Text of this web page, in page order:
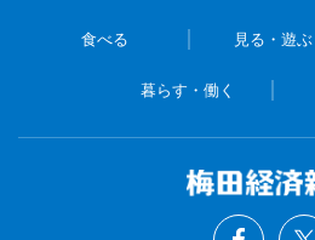
食べる 見る・遊ぶ
暮らす・働く